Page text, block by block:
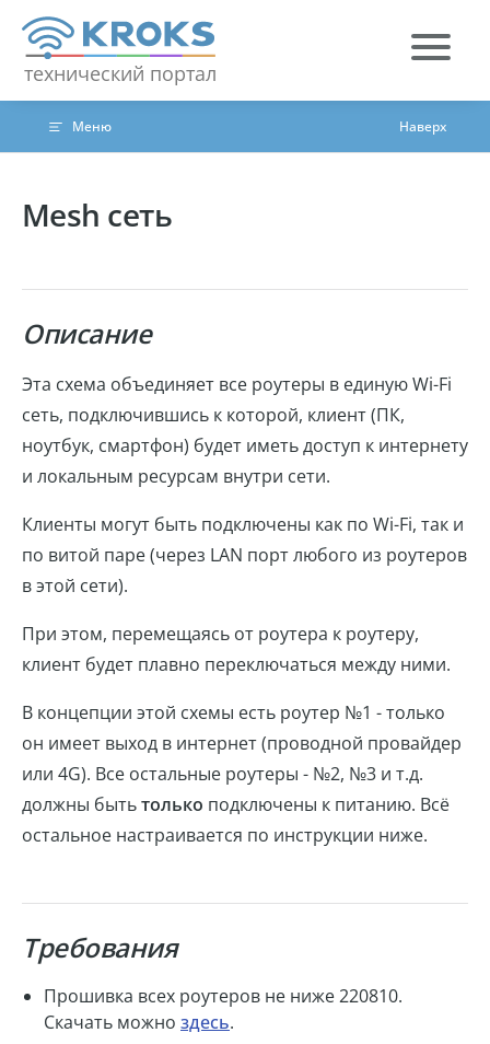
Skip to content
технический портал
Меню Наверх
Mesh сеть
Описание
Эта схема объединяет все роутеры в единую Wi-Fi
сеть, подключившись к которой, клиент (ПК,
ноутбук, смартфон) будет иметь доступ к интернету
и локальным ресурсам внутри сети.
Клиенты могут быть подключены как по Wi-Fi, так и
по витой паре (через LAN порт любого из роутеров
в этой сети).
При этом, перемещаясь от роутера к роутеру,
клиент будет плавно переключаться между ними.
В концепции этой схемы есть роутер №1 - только
он имеет выход в интернет (проводной провайдер
или 4G). Все остальные роутеры - №2, №3 и т.д.
должны бытьтолько подключены к питанию. Всё
остальное настраивается по инструкции ниже.
Требования
Прошивка всех роутеров не ниже 220810.
Скачать можно здесь.